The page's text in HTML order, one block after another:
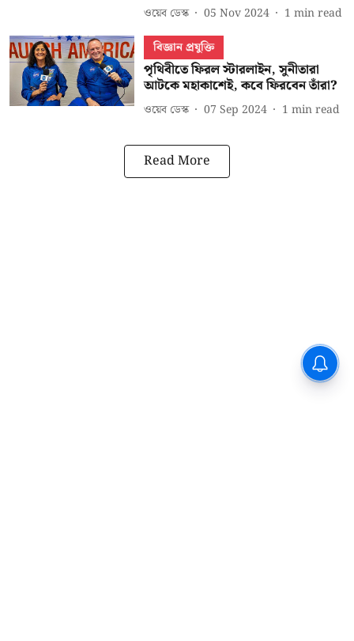
ওয়েব ডেস্ক 05 Nov 2024 1 min read
বিজ্ঞান প্রযুক্তি
পৃথিবীতে ফিরল স্টারলাইন, সুনীতারা
আটকে মহাকাশেই, কবে ফিরবেন তাঁরা?
ওয়েব ডেস্ক 07 Sep 2024 1 min read
Read More